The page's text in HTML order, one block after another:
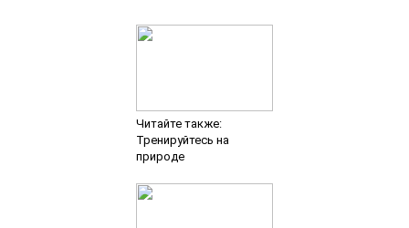
Читайте также:
Тренируйтесь на
природе